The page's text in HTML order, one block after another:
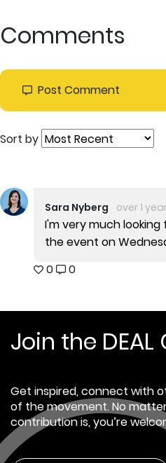
Comments
Post Comment
Sort by
Sara Nyberg over 1
I'm very much
the event on
0
0
Join the
Get inspired, connect with
of the movement. No
contribution is, you’re